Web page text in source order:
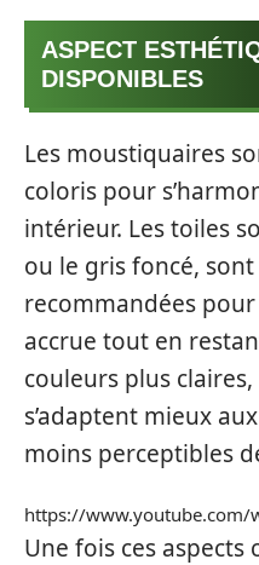
ASPECT
DISPONIBLES
Les moustiquaires
coloris pour
intérieur. Les toiles
ou le gris foncé,
recommandées
accrue tout en
couleurs plus
s’adaptent mieux
moins perceptibles
https://www.youtube.com/
Une fois ces aspects